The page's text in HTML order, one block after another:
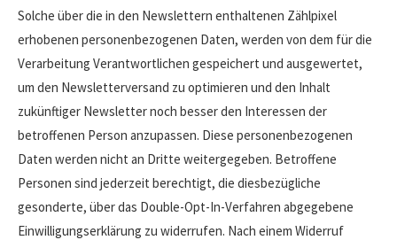
Solche über die in den Newslettern enthaltenen Zählpixel
erhobenen personenbezogenen Daten, werden von dem für die
Verarbeitung Verantwortlichen gespeichert und ausgewertet,
um den Newsletterversand zu optimieren und den Inhalt
zukünftiger Newsletter noch besser den Interessen der
betroffenen Person anzupassen. Diese personenbezogenen
Daten werden nicht an Dritte weitergegeben. Betroffene
Personen sind jederzeit berechtigt, die diesbezügliche
gesonderte, über das Double-Opt-In-Verfahren abgegebene
Einwilligungserklärung zu widerrufen. Nach einem Widerruf